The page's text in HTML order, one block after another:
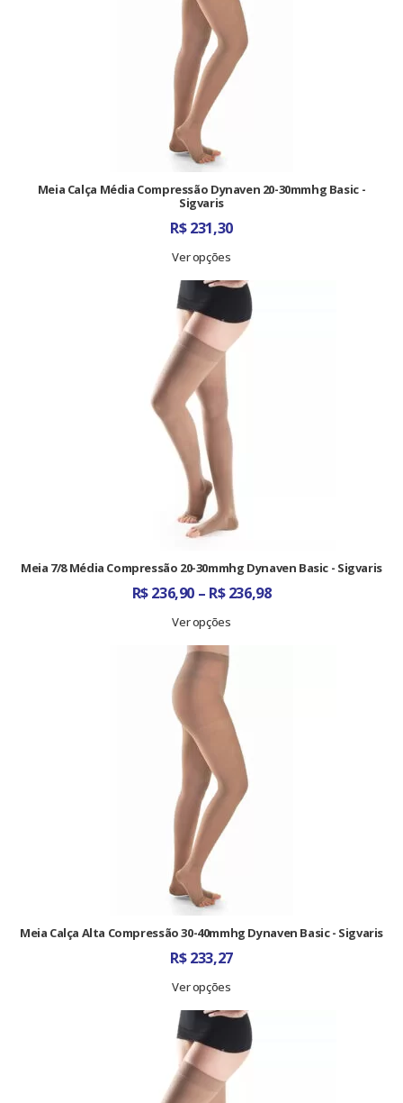
Meia Calça Média Compressão Dynaven 20-30mmhg Basic -
Sigvaris
R$231,30
Ver opções
Meia 7/8 Média Compressão 20-30mmhg Dynaven Basic - Sigvaris
R$236,90 – R$236,98Faixa
Ver opções
Meia Calça Alta Compressão 30-40mmhg Dynaven Basic - Sigvaris
R$233,27
Ver opções